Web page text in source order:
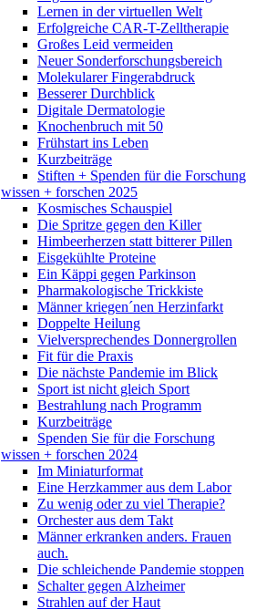
Lernen in der virtuellen Welt
Erfolgreiche CAR-T-Zelltherapie
Großes Leid vermeiden
Neuer Sonderforschungsbereich
Molekularer Fingerabdruck
Besserer Durchblick
Digitale Dermatologie
Knochenbruch mit 50
Frühstart ins Leben
Kurzbeiträge
Stiften + Spenden für die Forschung
wissen + forschen 2025
Kosmisches Schauspiel
Die Spritze gegen den Killer
Himbeerherzen statt bitterer Pillen
Eisgekühlte Proteine
Ein Käppi gegen Parkinson
Pharmakologische Trickkiste
Männer kriegen´nen Herzinfarkt
Doppelte Heilung
Vielversprechendes Donnergrollen
Fit für die Praxis
Die nächste Pandemie im Blick
Sport ist nicht gleich Sport
Bestrahlung nach Programm
Kurzbeiträge
Spenden Sie für die Forschung
wissen + forschen 2024
Im Miniaturformat
Eine Herzkammer aus dem Labor
Zu wenig oder zu viel Therapie?
Orchester aus dem Takt
Männer erkranken anders. Frauen
auch.
Die schleichende Pandemie stoppen
Schalter gegen Alzheimer
Strahlen auf der Haut